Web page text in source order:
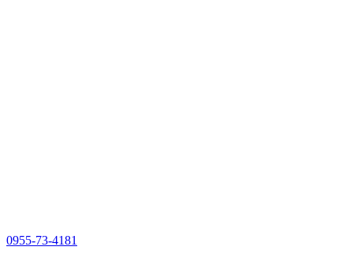
0955-73-4181